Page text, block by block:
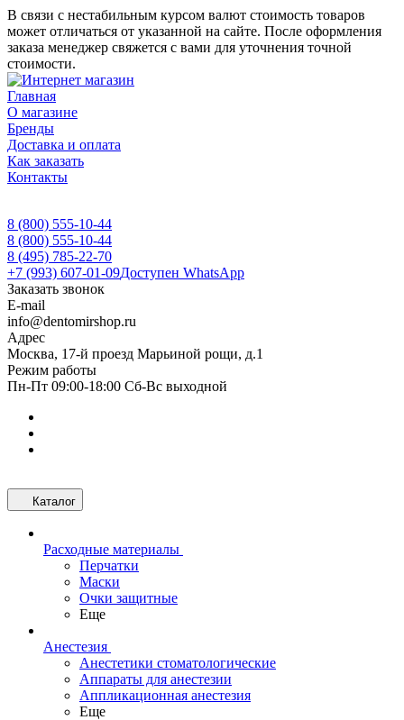
В связи с нестабильным курсом валют стоимость товаров
может отличаться от указанной на сайте. После оформления
заказа менеджер свяжется с вами для уточнения точной
стоимости.
Главная
О магазине
Бренды
Доставка и оплата
Как заказать
Контакты
8 (800) 555-10-44
8 (800) 555-10-44
8 (495) 785-22-70
+7 (993) 607-01-09Доступен WhatsApp
Заказать звонок
E-mail
info@dentomirshop.ru
Адрес
Москва, 17-й проезд Марьиной рощи, д.1
Режим работы
Пн-Пт 09:00-18:00 Сб-Вс выходной
Каталог
Расходные материалы
Перчатки
Маски
Очки защитные
Еще
Анестезия
Анестетики стоматологические
Аппараты для анестезии
Аппликационная анестезия
Еще